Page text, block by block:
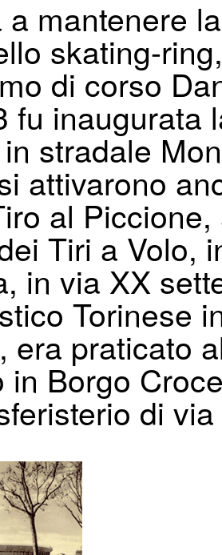
mantenere
skating-
di corso
fu inaugurata
stradale
attivarono
al
Tiri a Volo,
in via XX
Torinese
era praticato
in Borgo
di